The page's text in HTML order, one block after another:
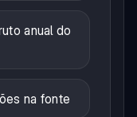
anual do
na fonte